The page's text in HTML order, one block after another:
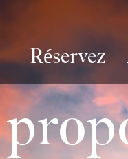
Réservez